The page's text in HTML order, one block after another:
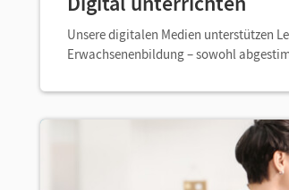
Unsere digitalen Medien unterstützen
Erwachsenenbildung – sowohl